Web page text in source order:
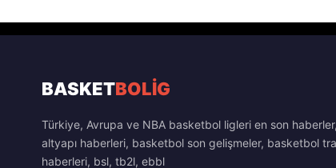
BASKETBOLİG
Türkiye, Avrupa ve NBA basketbol ligleri en son
altyapı haberleri, basketbol son gelişmeler, basketbol
haberleri, bsl, tb2l, ebbl